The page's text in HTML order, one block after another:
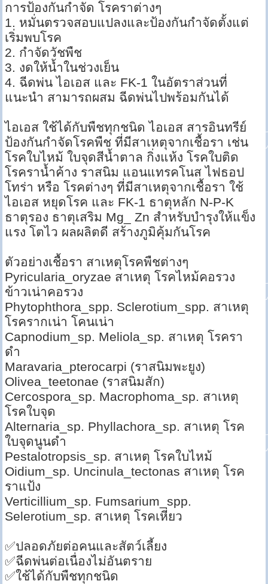
การป้องกันกำจัด โรคราต่างๆ
1. หมั่นตรวจสอบแปลงและป้องกันกำจัดตั้งแต่
เริ่มพบโรค
2. กำจัดวัชพืช
3. งดให้น้ำในช่วงเย็น
4. ฉีดพ่น ไอเอส และ FK-1 ในอัตราส่วนที่
แนะนำ สามารถผสม ฉีดพ่นไปพร้อมกันได้
ไอเอส ใช้ได้กับพืชทุกชนิด ไอเอส สารอินทรีย์
ป้องกันกำจัดโรคพืช ที่มีสาเหตุจากเชื้อรา เช่น
โรคใบไหม้ ใบจุดสีน้ำตาล กิ่งแห้ง โรคใบติด
โรคราน้ำค้าง ราสนิม แอนแทรคโนส ไฟธอป
โทร่า หรือ โรคต่างๆ ที่มีสาเหตุจากเชื้อรา ใช้
ไอเอส หยุดโรค และ FK-1 ธาตุหลัก N-P-K
ธาตุรอง ธาตุเสริม Mg_ Zn สำหรับบำรุงให้แข็ง
แรง โตไว ผลผลิตดี สร้างภูมิคุ้มกันโรค
ตัวอย่างเชื้อรา สาเหตุโรคพืชต่างๆ
Pyricularia_oryzae สาเหตุ โรคไหม้คอรวง
ข้าวเน่าคอรวง
Phytophthora_spp. Sclerotium_spp. สาเหตุ
โรครากเน่า โคนเน่า
Capnodium_sp. Meliola_sp. สาเหตุ โรครา
ดำ
Maravaria_pterocarpi (ราสนิมพะยูง)
Olivea_teetonae (ราสนิมสัก)
Cercospora_sp. Macrophoma_sp. สาเหตุ
โรคใบจุด
Alternaria_sp. Phyllachora_sp. สาเหตุ โรค
ใบจุดนูนดำ
Pestalotropsis_sp. สาเหตุ โรคใบไหม้
Oidium_sp. Uncinula_tectonas สาเหตุ โรค
ราแป้ง
Verticillium_sp. Fumsarium_spp.
Selerotium_sp. สาเหตุ โรคเหี่ยว
✅ปลอดภัยต่อคนและสัตว์เลี้ยง
✅ฉีดพ่นต่อเนื่องไม่อันตราย
✅ใช้ได้กับพืชทุกชนิด